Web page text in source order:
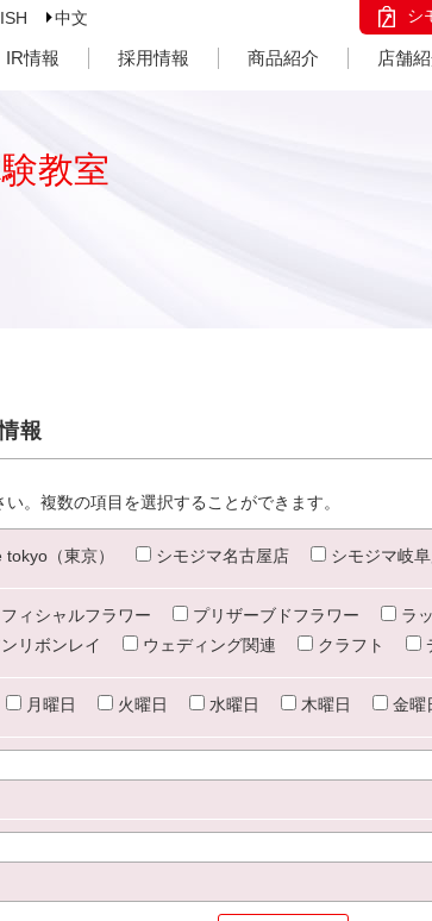
中文 シ
IR情報 採用情報 商品紹介 店舗
教室
報
。複数の項目を選択することができます。
（東京） シモジマ名古屋店 シモジマ岐
ィシャルフラワー プリザーブドフラワー ラ
リボンレイ
ウェディング関連 クラフト
月曜日 火曜日 水曜日 木曜日 金曜